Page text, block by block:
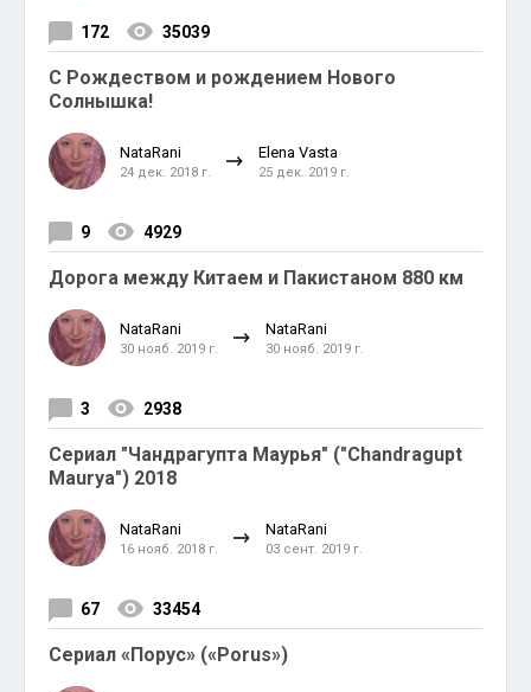
172 35039
С Рождеством и рождением Нового
Солнышка!
NataRani
24 дек. 2018 г.
Elena Vasta
25 дек. 2019 г.
9 4929
Дорога между Китаем и Пакистаном 880 км
NataRani
30 нояб. 2019 г.
NataRani
30 нояб. 2019 г.
3 2938
Сериал "Чандрагупта Маурья" ("Chandragupt
Maurya") 2018
NataRani
16 нояб. 2018 г.
NataRani
03 сент. 2019 г.
67 33454
Сериал «Порус» («Porus»)